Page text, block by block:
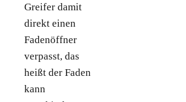
Greifer damit
direkt einen
Fadenöffner
verpasst, das
heißt der Faden
kann